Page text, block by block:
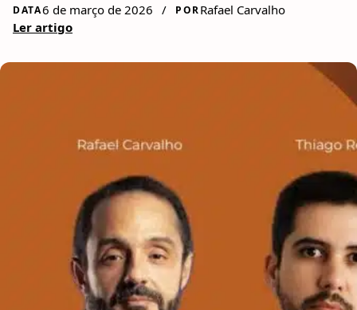
DATA6 de março de 2026 / PORRafael Carvalho
Ler artigo